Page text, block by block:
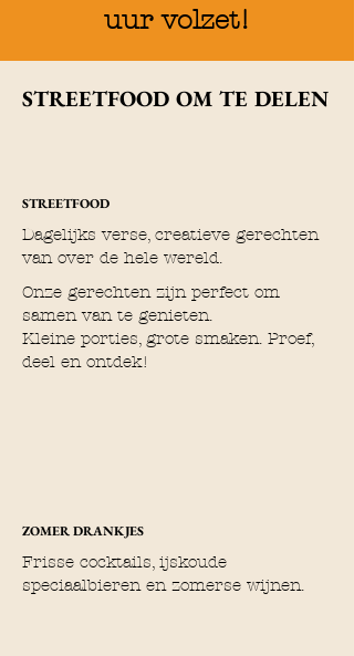
uur volzet!
STREETFOOD OM TE DELEN
STREETFOOD
Dagelijks verse, creatieve gerechten
van over de hele wereld.
Onze gerechten zijn perfect om
samen van te genieten.
Kleine porties, grote smaken. Proef,
deel en ontdek!
ZOMER DRANKJES
Frisse cocktails, ijskoude
speciaalbieren en zomerse wijnen.